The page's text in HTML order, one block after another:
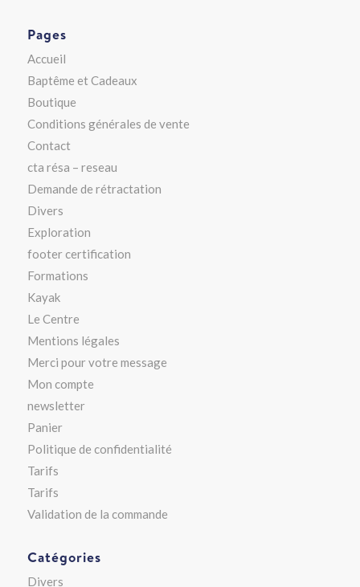
Pages
Accueil
Baptême et Cadeaux
Boutique
Conditions générales de vente
Contact
cta résa – reseau
Demande de rétractation
Divers
Exploration
footer certification
Formations
Kayak
Le Centre
Mentions légales
Merci pour votre message
Mon compte
newsletter
Panier
Politique de confidentialité
Tarifs
Tarifs
Validation de la commande
Catégories
Divers